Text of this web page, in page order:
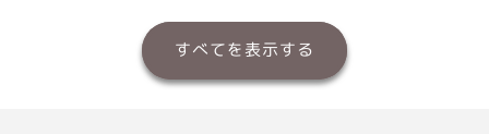
すべてを表示する